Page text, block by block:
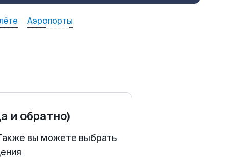
Аэропорты
и обратно)
вы можете выбрать